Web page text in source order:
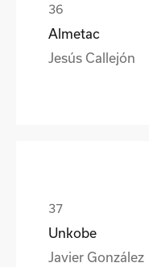
Almetac
Jesús Callejón
Unkobe
Javier González